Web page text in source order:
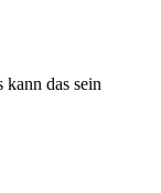
kann das sein